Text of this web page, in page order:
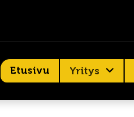
Etusivu Yritys